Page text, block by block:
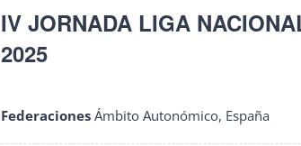
IV JORNADA LIGA
2025
FederacionesÁmbito Autonómico, España